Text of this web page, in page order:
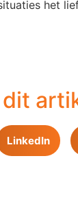
het
LinkedIn